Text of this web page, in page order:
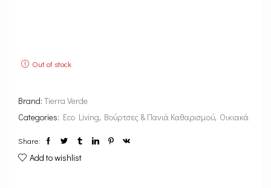
Out of stock
Brand: Tierra Verde
Categories: Eco Living, Βούρτσες & Πανιά Καθαρισμού, Οικιακά
Share:
Add to wishlist